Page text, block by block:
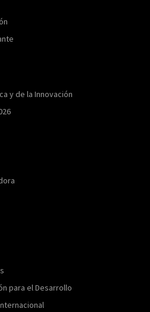
y de la Innovación
para el Desarrollo